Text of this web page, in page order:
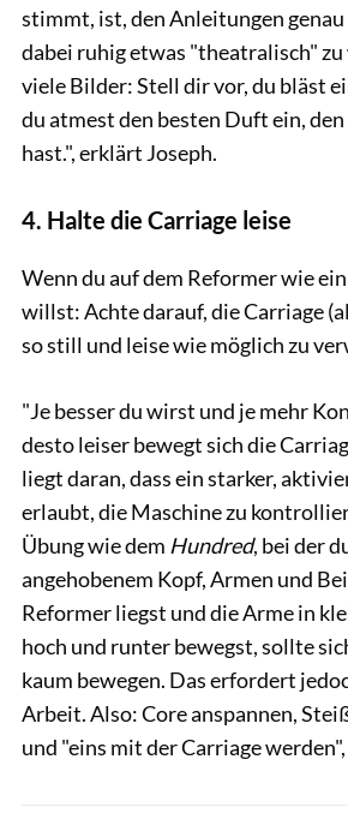
stimmt, ist, den Anleitungen genau
dabei ruhig etwas "theatralisch" zu
viele Bilder: Stell dir vor, du bläst
du atmest den besten Duft ein, den
hast.", erklärt Joseph.
4. Halte die Carriage leise
Wenn du auf dem Reformer wie
willst: Achte darauf, die Carriage
so still und leise wie möglich zu
"Je besser du wirst und je mehr
desto leiser bewegt sich die
liegt daran, dass ein starker,
erlaubt, die Maschine zu
Übung wie dem Hundred, bei der
angehobenem Kopf, Armen und
Reformer liegst und die Arme in
hoch und runter bewegst, sollte
kaum bewegen. Das erfordert
Arbeit. Also: Core anspannen,
und "eins mit der Carriage werden",